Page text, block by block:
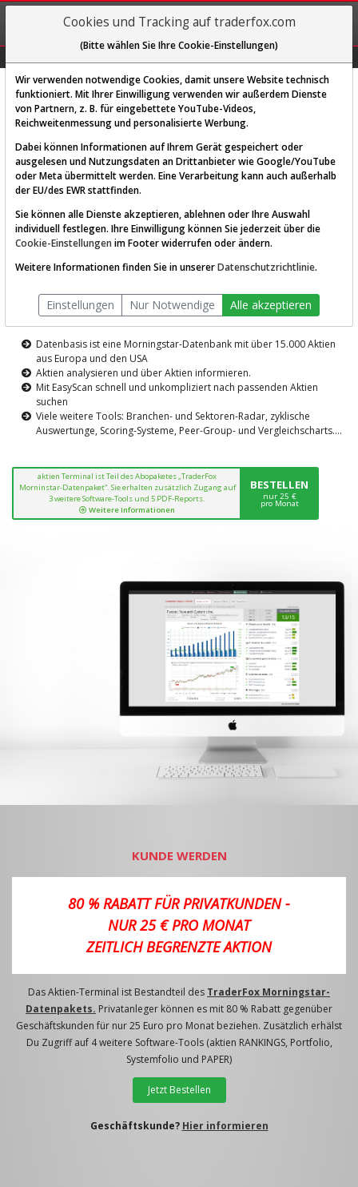
REGIS-
TRIEREN
Diese Funktion ist nur für
AKTIEN-TERMINAL
Die Aktienanalyse-Plattform von
TraderFox
Datenbasis ist eine Morningstar-Datenbank mit über 15.000 Aktien
aus Europa und den USA
Aktien analysieren und über Aktien informieren.
Mit EasyScan schnell und unkompliziert nach passenden Aktien
suchen
Viele weitere Tools: Branchen- und Sektoren-Radar, zyklische
Auswertunge, Scoring-Systeme, Peer-Group- und Vergleichscharts....
aktien Terminal ist Teil des Abopaketes „TraderFox
Morninstar-Datenpaket“. Sie erhalten zusätzlich Zugang auf
3 weitere Software-Tools und 5 PDF-Reports.
Weitere Informationen
BESTELLEN
nur 25 €
pro Monat
KUNDE WERDEN
80 % RABATT FÜR PRIVATKUNDEN -
NUR 25 € PRO MONAT
ZEITLICH BEGRENZTE AKTION
Das Aktien-Terminal ist Bestandteil des TraderFox Morningstar-
Datenpakets. Privatanleger können es mit 80 % Rabatt gegenüber
Geschäftskunden für nur 25 Euro pro Monat beziehen. Zusätzlich erhälst
Du Zugriff auf 4 weitere Software-Tools (aktien RANKINGS, Portfolio,
Systemfolio und PAPER)
Jetzt Bestellen
Geschäftskunde? Hier informieren
Cookies und Tracking auf traderfox.com
(Bitte wählen Sie Ihre Cookie-Einstellungen)
Wir verwenden notwendige Cookies, damit unsere Website technisch
funktioniert. Mit Ihrer Einwilligung verwenden wir außerdem Dienste
von Partnern, z. B. für eingebettete YouTube-Videos,
Reichweitenmessung und personalisierte Werbung.
Dabei können Informationen auf Ihrem Gerät gespeichert oder
ausgelesen und Nutzungsdaten an Drittanbieter wie Google/YouTube
oder Meta übermittelt werden. Eine Verarbeitung kann auch außerhalb
der EU/des EWR stattfinden.
Sie können alle Dienste akzeptieren, ablehnen oder Ihre Auswahl
individuell festlegen. Ihre Einwilligung können Sie jederzeit über die
Cookie-Einstellungen im Footer widerrufen oder ändern.
Weitere Informationen finden Sie in unsererDatenschutzrichtlinie.
Einstellungen Nur Notwendige Alle akzeptieren